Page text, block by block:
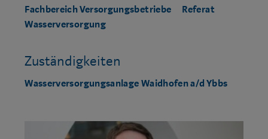
Fachbereich Versorgungsbetriebe
Referat
Wasserversorgung
Zuständigkeiten
Wasserversorgungsanlage Waidhofen a/d Ybbs